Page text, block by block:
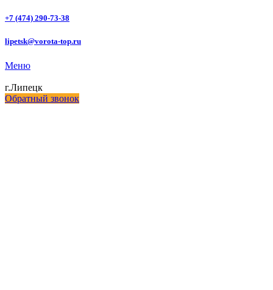
+7 (474) 290-73-38
lipetsk@vorota-top.ru
Меню
г.Липецк
Обратный звонок